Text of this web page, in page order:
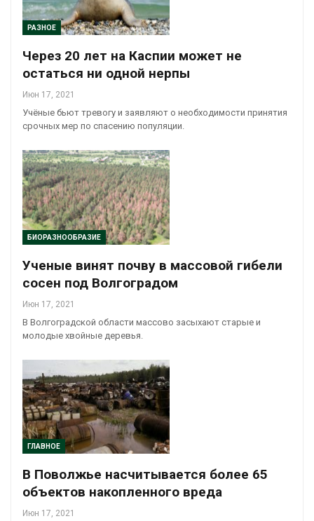
РАЗНОЕ
Через 20 лет на Каспии может не
остаться ни одной нерпы
Июн 17, 2021
Учёные бьют тревогу и заявляют о необходимости принятия
срочных мер по спасению популяции.
БИОРАЗНООБРАЗИЕ
Ученые винят почву в массовой гибели
сосен под Волгоградом
Июн 17, 2021
В Волгоградской области массово засыхают старые и
молодые хвойные деревья.
ГЛАВНОЕ
В Поволжье насчитывается более 65
объектов накопленного вреда
Июн 17, 2021